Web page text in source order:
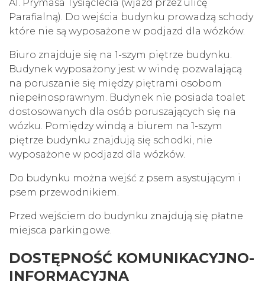
Al. Prymasa Tysiąclecia (wjazd przez ulicę
Parafialną). Do wejścia budynku prowadzą schody
które nie są wyposażone w podjazd dla wózków.
Biuro znajduje się na 1-szym piętrze budynku.
Budynek wyposażony jest w windę pozwalającą
na poruszanie się między piętrami osobom
niepełnosprawnym. Budynek nie posiada toalet
dostosowanych dla osób poruszających się na
wózku. Pomiędzy windą a biurem na 1-szym
piętrze budynku znajdują się schodki, nie
wyposażone w podjazd dla wózków.
Do budynku można wejść z psem asystującym i
psem przewodnikiem.
Przed wejściem do budynku znajdują się płatne
miejsca parkingowe.
DOSTĘPNOŚĆ KOMUNIKACYJNO-
INFORMACYJNA